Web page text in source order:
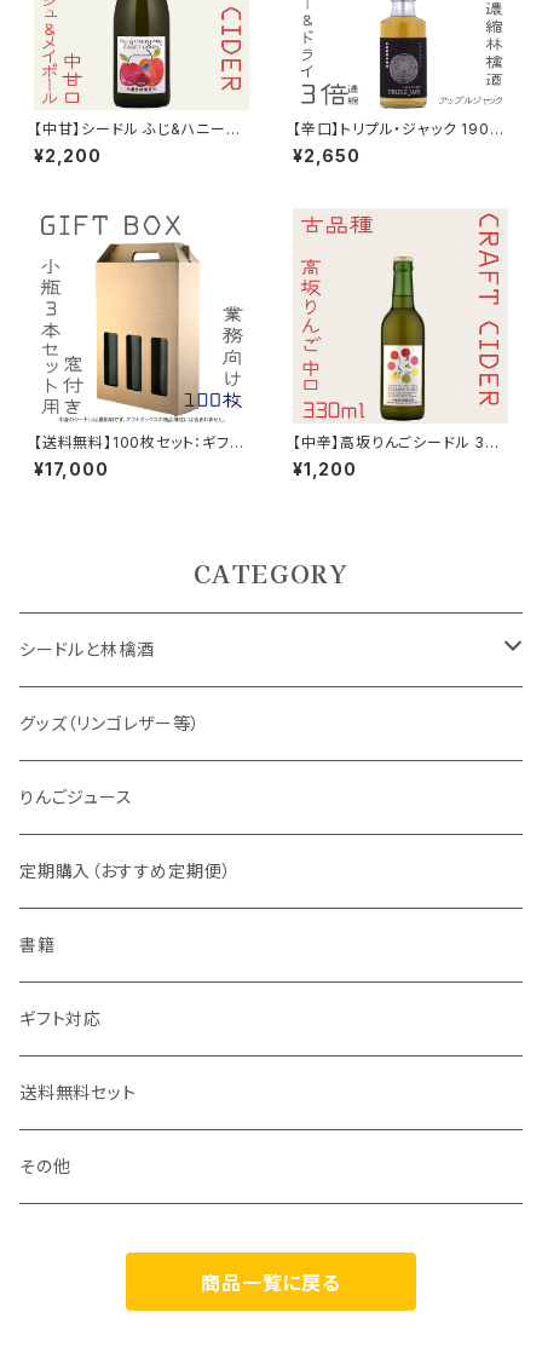
【中甘】シードル ふじ&ハニーメ
イ 750ml 2025
¥2,200
【辛口】トリプル・ジャック 190m
l Alc.22% 氷結濃縮林檎酒 無
発泡
¥2,650
【送料無料】100枚セット：ギフト
ボックス（クラフト）窓付き 330
ml 3本セット用
¥17,000
【中辛】高坂りんごシードル 330
ml（酔える天然記念物）2025
¥1,200
CATEGORY
シードルと林檎酒
ノンアルコール
CLASS（組）シリーズ
2022年
2023年
アイスシードル
フレーヴァー「WANKO」
ポム プレミアム
FUJI &
アップルジャック（氷結濃縮林檎酒）
Bocca（限定）
グッズ（リンゴレザー等）
りんごジュース
定期購入（おすすめ定期便）
書籍
ギフト対応
送料無料セット
その他
商品一覧に戻る